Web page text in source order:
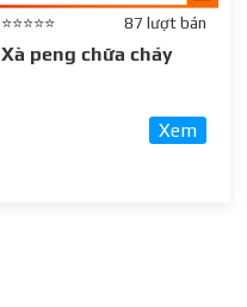
⭐⭐⭐⭐⭐ 87 lượt bán
Xà peng chữa cháy
Xem